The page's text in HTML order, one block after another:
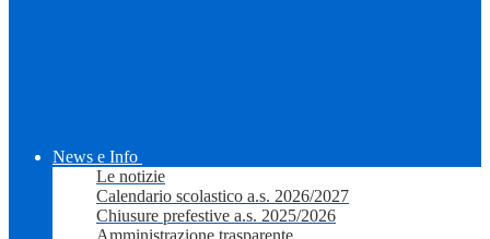
News e Info
Le notizie
Calendario scolastico a.s. 2026/2027
Chiusure prefestive a.s. 2025/2026